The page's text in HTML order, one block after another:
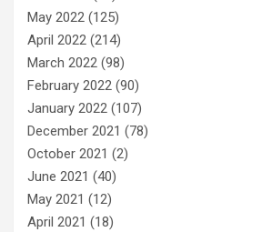
May 2022 (125)
April 2022 (214)
March 2022 (98)
February 2022 (90)
January 2022 (107)
December 2021 (78)
October 2021 (2)
June 2021 (40)
May 2021 (12)
April 2021 (18)